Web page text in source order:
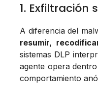
1. Exfiltración
A diferencia del
resumir,
sistemas DLP
agente opera
comportamiento